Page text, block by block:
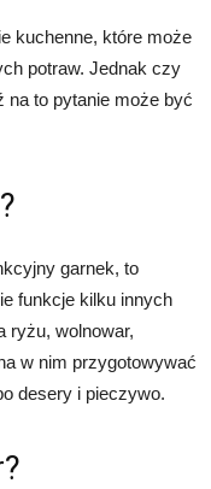
kuchenne, które może
potraw. Jednak czy
na to pytanie może być
garnek, to
funkcje kilku innych
ryżu, wolnowar,
w nim przygotowywać
desery i pieczywo.